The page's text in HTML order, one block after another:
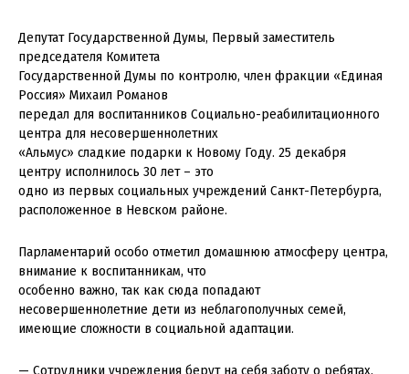
Депутат Государственной Думы, Первый заместитель
председателя Комитета
Государственной Думы по контролю, член фракции «Единая
Россия» Михаил Романов
передал для воспитанников Социально-реабилитационного
центра для несовершеннолетних
«Альмус» сладкие подарки к Новому Году. 25 декабря
центру исполнилось 30 лет – это
одно из первых социальных учреждений Санкт-Петербурга,
расположенное в Невском районе.
Парламентарий особо отметил домашнюю атмосферу центра,
внимание к воспитанникам, что
особенно важно, так как сюда попадают
несовершеннолетние дети из неблагополучных семей,
имеющие сложности в социальной адаптации.
— Сотрудники учреждения берут на себя заботу о ребятах,